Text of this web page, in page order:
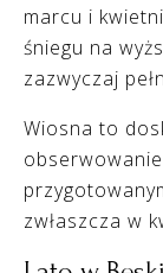
marcu i
śniegu na
zazwyczaj
Wiosna to
zwłaszcza w